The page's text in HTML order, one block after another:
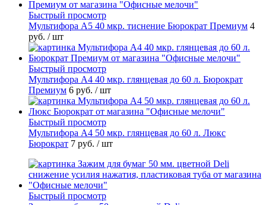
Быстрый просмотр
Мультифора А5 40 мкр. тиснение Бюрократ Премиум 4
руб. / шт
Быстрый просмотр
Мультифора А4 40 мкр. глянцевая до 60 л. Бюрократ
Премиум 6 руб. / шт
Быстрый просмотр
Мультифора А4 50 мкр. глянцевая до 60 л. Люкс
Бюрократ 7 руб. / шт
Быстрый просмотр